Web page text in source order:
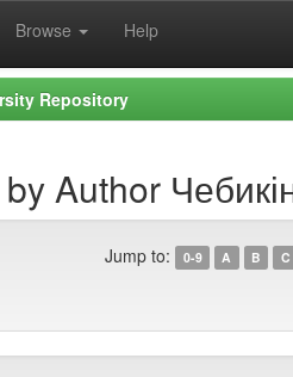
Browse Help
Repository
Author
Jump to: 0-9 A B C